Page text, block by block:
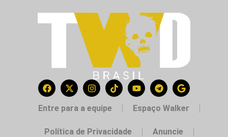
Entre para a equipe Espaço Walker
Política de Privacidade Anuncie